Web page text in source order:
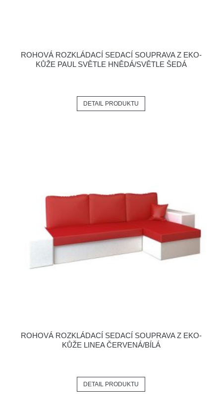
ROHOVÁ ROZKLÁDACÍ SEDACÍ SOUPRAVA Z EKO-
KŮŽE PAUL SVĚTLE HNĚDÁ/SVĚTLE ŠEDÁ
DETAIL PRODUKTU
ROHOVÁ ROZKLÁDACÍ SEDACÍ SOUPRAVA Z EKO-
KŮŽE LINEA ČERVENÁ/BÍLÁ
DETAIL PRODUKTU